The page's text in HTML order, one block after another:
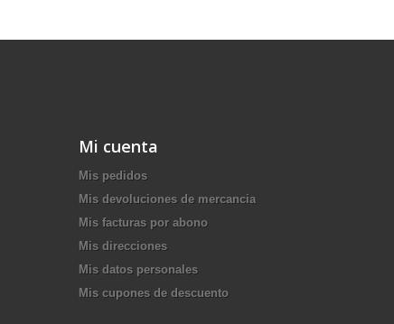
Mi cuenta
Mis pedidos
Mis devoluciones de mercancia
Mis facturas por abono
Mis direcciones
Mis datos personales
Mis cupones de descuento